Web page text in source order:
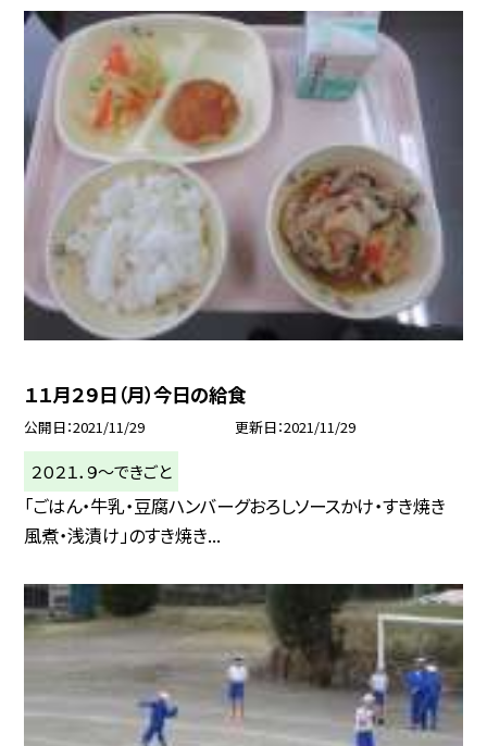
１１月２９日（月）今日の給食
公開日 2021/11/29 更新日 2021/11/29
２０２１．９〜できごと
「ごはん・牛乳・豆腐ハンバーグおろしソースかけ・すき焼き
風煮・浅漬け」のすき焼き...